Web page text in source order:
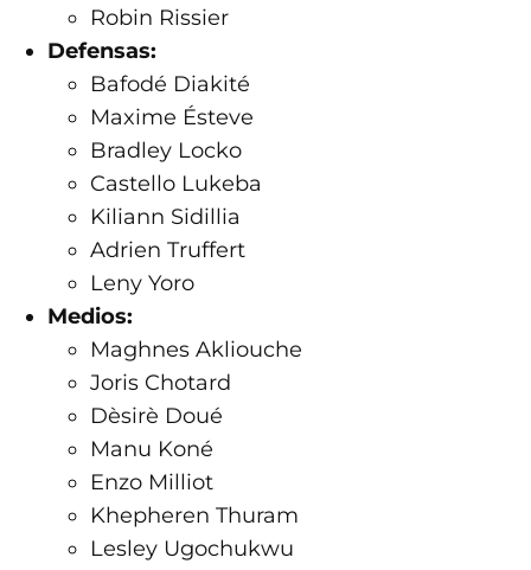
Robin Rissier
Defensas:
Bafodé Diakité
Maxime Ésteve
Bradley Locko
Castello Lukeba
Kiliann Sidillia
Adrien Truffert
Leny Yoro
Medios:
Maghnes Akliouche
Joris Chotard
Dèsirè Doué
Manu Koné
Enzo Milliot
Khepheren Thuram
Lesley Ugochukwu